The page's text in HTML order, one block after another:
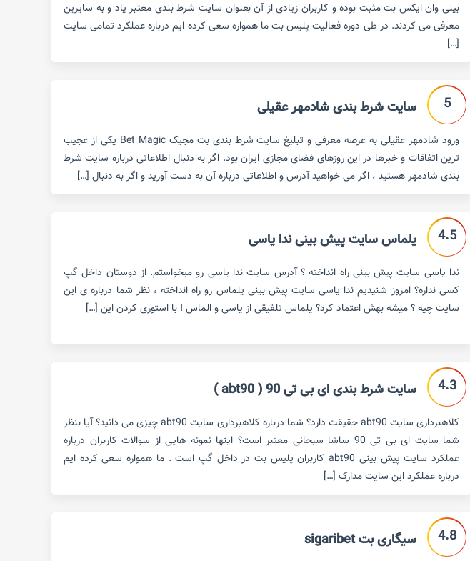
بینی وان ایکس بت مثبت بوده و کاربران زیادی از آن بعنوان سایت شرط بندی معتبر یاد و به سایرین
معرفی می کردند. در طی دوره فعالیت پلیس بت ما همواره سعی کرده ایم درباره عملکرد تمامی سایت
[…]
5 سایت شرط بندی شادمهر عقیلی
ورود شادمهر عقیلی به عرصه معرفی و تبلیغ سایت شرط بندی بت مجیک Bet Magic یکی از عجیب
ترین اتفاقات و خبرها در این روزهای فضای مجازی ایران بود. اگر به دنبال اطلاعاتی درباره سایت شرط
بندی شادمهر هستید ، اگر می خواهید آدرس و اطلاعاتی درباره آن به دست آورید و اگر به دنبال […]
4.5 یلماس سایت پیش بینی ندا یاسی
ندا یاسی سایت پیش بینی راه انداخته ؟ آدرس سایت ندا یاسی رو میخواستم. از دوستان داخل گپ
کسی نداره؟ امروز شنیدیم ندا یاسی سایت پیش بینی یلماس رو راه انداخته ، نظر شما درباره ی این
سایت چیه ؟ میشه بهش اعتماد کرد؟ یلماس تلفیقی از یاسی و الماس ! با استوری کردن این […]
4.3 سایت شرط بندی ای بی تی 90 ( abt90 )
کلاهبرداری سایت abt90 حقیقت دارد؟ شما درباره کلاهبرداری سایت abt90 چیزی می دانید؟ آیا بنظر
شما سایت ای بی تی 90 ساشا سبحانی معتبر است؟ اینها نمونه هایی از سوالات کاربران درباره
عملکرد سایت پیش بینی abt90 کاربران پلیس بت در داخل گپ است . ما همواره سعی کرده ایم
درباره عملکرد این سایت مدارک […]
4.8 سیگاری بت sigaribet